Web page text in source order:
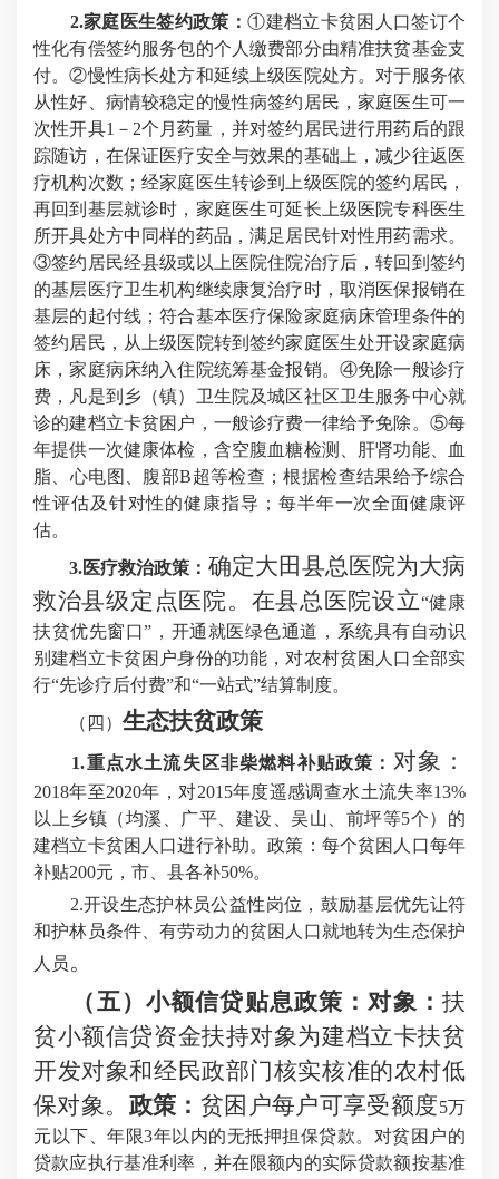
2.家庭医生签约政策：①建档立卡贫困人口签订个
性化有偿签约服务包的个人缴费部分由精准扶贫基金支
付。②慢性病长处方和延续上级医院处方。对于服务依
从性好、病情较稳定的慢性病签约居民，家庭医生可一
次性开具1－2个月药量，并对签约居民进行用药后的跟
踪随访，在保证医疗安全与效果的基础上，减少往返医
疗机构次数；经家庭医生转诊到上级医院的签约居民，
再回到基层就诊时，家庭医生可延长上级医院专科医生
所开具处方中同样的药品，满足居民针对性用药需求。
③签约居民经县级或以上医院住院治疗后，转回到签约
的基层医疗卫生机构继续康复治疗时，取消医保报销在
基层的起付线；符合基本医疗保险家庭病床管理条件的
签约居民，从上级医院转到签约家庭医生处开设家庭病
床，家庭病床纳入住院统筹基金报销。④免除一般诊疗
费，凡是到乡（镇）卫生院及城区社区卫生服务中心就
诊的建档立卡贫困户，一般诊疗费一律给予免除。⑤每
年提供一次健康体检，含空腹血糖检测、肝肾功能、血
脂、心电图、腹部B超等检查；根据检查结果给予综合
性评估及针对性的健康指导；每半年一次全面健康评
估。
3.医疗救治政策： 确定大田县总医院为大病
救治县级定点医院。在县总医院设立“健康
扶贫优先窗口”，开通就医绿色通道，系统具有自动识
别建档立卡贫困户身份的功能，对农村贫困人口全部实
行“先诊疗后付费”和“一站式”结算制度。
（四） 生态扶贫政策
1.重点水土流失区非柴燃料补贴政策： 对象：
2018年至2020年，对2015年度遥感调查水土流失率13%
以上乡镇（均溪、广平、建设、吴山、前坪等5个）的
建档立卡贫困人口进行补助。政策：每个贫困人口每年
补贴200元，市、县各补50%。
2.开设生态护林员公益性岗位，鼓励基层优先让符
和护林员条件、有劳动力的贫困人口就地转为生态保护
人员。
（五） 小额信贷贴息政策：对象：扶
贫小额信贷资金扶持对象为建档立卡扶贫
开发对象和经民政部门核实核准的农村低
保对象。 政策： 贫困户每户可享受额度5万
元以下、年限3年以内的无抵押担保贷款。对贫困户的
贷款应执行基准利率，并在限额内的实际贷款额按基准